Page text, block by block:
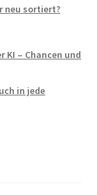
neu sortiert?
– Chancen und
in jede